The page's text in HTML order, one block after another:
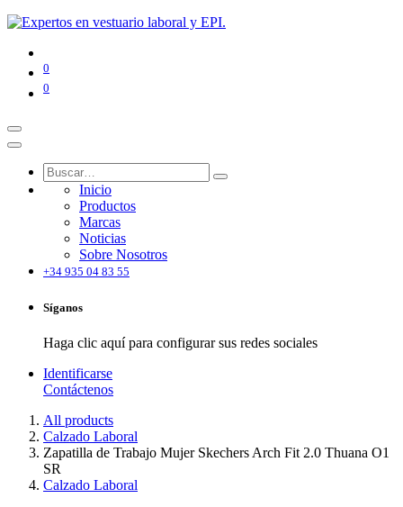
0
0
Inicio
Productos
Marcas
Noticias
Sobre Nosotros
+34 935 04 83 55
Síganos
Haga clic aquí para configurar sus redes sociales
Identificarse
Contáctenos
All products
Calzado Laboral
Zapatilla de Trabajo Mujer Skechers Arch Fit 2.0 Thuana O1
SR
Calzado Laboral